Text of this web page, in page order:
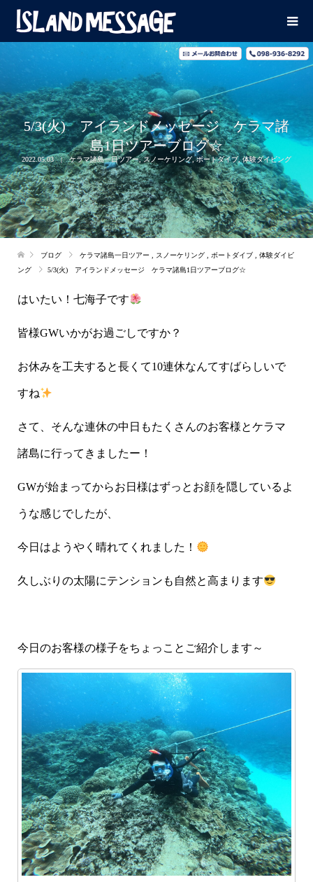
5/3(火) アイランドメッセージ ケラマ諸
島1日ツアーブログ☆
2022.05.03 ケラマ諸島一日ツアー,スノーケリング ,ボートダイブ,体験ダイビング
ブログ ケラマ諸島一日ツアー スノーケリング ボートダイブ
体験ダイビ
ング
5/3(火) アイランドメッセージ ケラマ諸島1日ツアーブログ☆
はいたい！七海子です
皆様GWいかがお過ごしですか？
お休みを工夫すると長くて10連休なんてすばらしいで
すね
さて、そんな連休の中日もたくさんのお客様とケラマ
諸島に行ってきましたー！
GWが始まってからお日様はずっとお顔を隠しているよ
うな感じでしたが、
今日はようやく晴れてくれました！
久しぶりの太陽にテンションも自然と高まります
今日のお客様の様子をちょっことご紹介します～